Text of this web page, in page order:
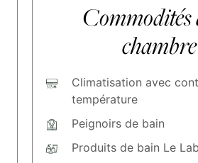
Commodités
chambre
Climatisation avec
température
Peignoirs de bain
Produits de bain Le